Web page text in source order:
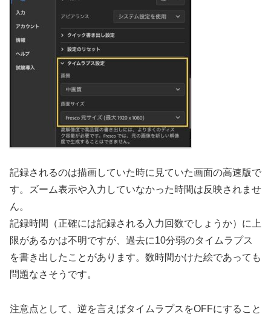
記録されるのは描画していた時に見ていた画面の高速版で
す。ズーム表示や入力していなかった時間は反映されませ
ん。
記録時間（正確には記録される入力回数でしょうか）に上
限があるかは不明ですが、過去に10分弱のタイムラプス
を書き出したことがあります。数時間かけた絵であっても
問題なさそうです。
注意点として、逆を言えばタイムラプスをOFFにすること